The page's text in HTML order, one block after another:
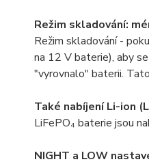
Režim skladování:
Režim skladování -
na 12 V baterie), aby
"vyrovnalo" baterii.
Také nabíjení Li-ion
LiFePO₄ baterie jsou
NIGHT a LOW